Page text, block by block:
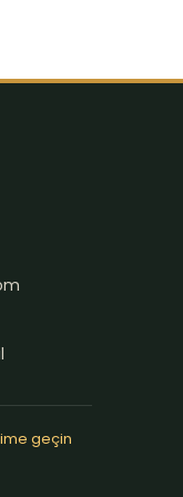
geçin